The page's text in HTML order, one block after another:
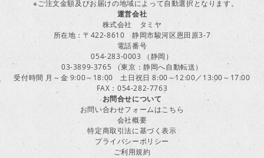
※ご注文金額及びお届けの地域によって自動選択となります。
運営会社
株式会社 タミヤ
所在地：〒422-8610 静岡市駿河区恩田原3-7
電話番号
054-283-0003 （静岡）
03-3899-3765 （東京：静岡へ自動転送）
受付時間 月～金 9:00～18:00 土日祝日 8:00～12:00／13:00～17:00
FAX：054-282-7763
お問合せについて
お問い合わせフォームはこちら
会社概要
特定商取引法に基づく表示
プライバシーポリシー
ご利用規約